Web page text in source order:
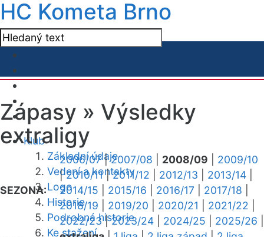
HC Kometa Brno
Klub
Základní údaje
Vedení a kontakty
Logo
Historie
Podrobná historie
Ke stažení
Zápasy » Výsledky
extraligy
SEZONA:
2006/07|2007/08 2008/09
2009/10
|2010/11|2011/12 2012/13 2013/14
2014/15
2015/16 2016/17 2017/18
2018/19
2019/20 2020/21 2021/22
2022/23|2023/24 2024/25 2025/26